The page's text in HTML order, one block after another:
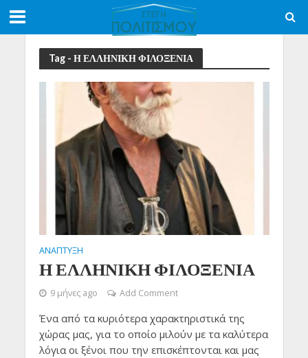
Tag - Η ΕΛΛΗΝΙΚΗ ΦΙΛΟΞΕΝΙΑ
ΑΝΑΠΤΥΞΗ
Η ΕΛΛΗΝΙΚΗ ΦΙΛΟΞΕΝΙΑ
9 μήνες ago Add Comment
Ένα από τα κυριότερα χαρακτηριστικά της
χώρας μας, για το οποίο μιλούν με τα καλύτερα
λόγια οι ξένοι που την επισκέπτονται και μας